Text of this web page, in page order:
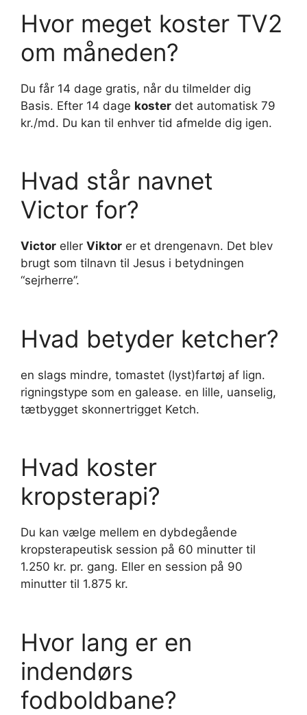
Hvor meget koster TV2
om måneden?
Du får 14 dage gratis, når du tilmelder dig
Basis. Efter 14 dage koster det automatisk 79
kr./md. Du kan til enhver tid afmelde dig igen.
Hvad står navnet
Victor for?
Victor eller Viktor er et drengenavn. Det blev
brugt som tilnavn til Jesus i betydningen
“sejrherre”.
Hvad betyder ketcher?
en slags mindre, tomastet (lyst)fartøj af lign.
rigningstype som en galease. en lille, uanselig,
tætbygget skonnertrigget Ketch.
Hvad koster
kropsterapi?
Du kan vælge mellem en dybdegående
kropsterapeutisk session på 60 minutter til
1.250 kr. pr. gang. Eller en session på 90
minutter til 1.875 kr.
Hvor lang er en
indendørs
fodboldbane?